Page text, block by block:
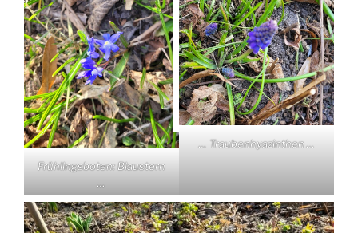
Frühlingsboten: Blaustern
…
… Traubenhyazinthen …